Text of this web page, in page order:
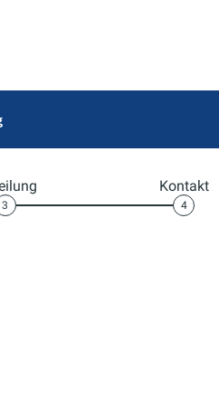
3
Kontakt
4